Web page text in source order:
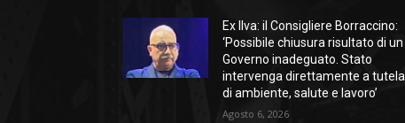
Ex Ilva: il Consigliere Borraccino:
‘Possibile chiusura risultato di un
Governo inadeguato. Stato
intervenga direttamente a tutela
di ambiente, salute e lavoro’
Agosto 6, 2026